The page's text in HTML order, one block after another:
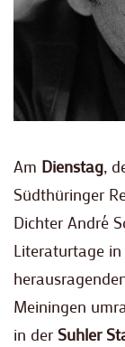
Am Dienstag,
Südthüringer
Dichter André
Literaturtage
Meiningen
in der Suhler